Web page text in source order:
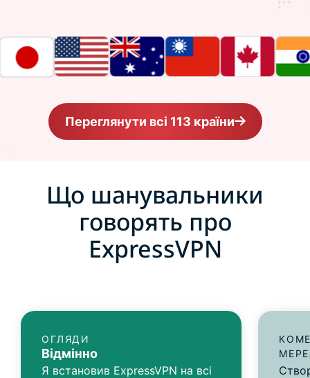
Переглянути всі 113 країни
Що шанувальники
говорять про
ExpressVPN
ОГЛЯДИ
Відмінно
Я встановив ExpressVPN на всі